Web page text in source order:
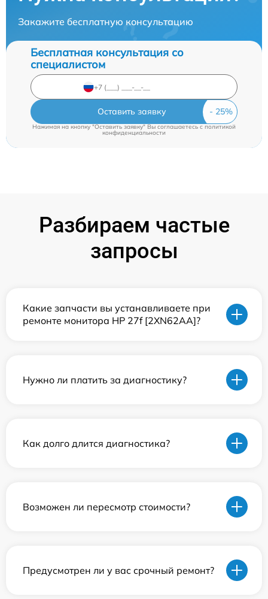
Закажите бесплатную консультацию
Бесплатная консультация со
специалистом
Оставить заявку
Нажимая на кнопку "Оставить заявку" Вы соглашаетесь c политикой
конфиденциальности
Разбираем частые
запросы
Какие запчасти вы устанавливаете при
ремонте монитора HP 27f [2XN62AA]?
Нужно ли платить за диагностику?
Как долго длится диагностика?
Возможен ли пересмотр стоимости?
Предусмотрен ли у вас срочный ремонт?